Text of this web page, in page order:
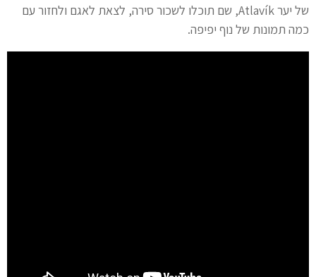
של יער Atlavík, שם תוכלו לשכור סירה, לצאת לאגם ולחזור עם
כמה תמונות של נוף יפיפה.